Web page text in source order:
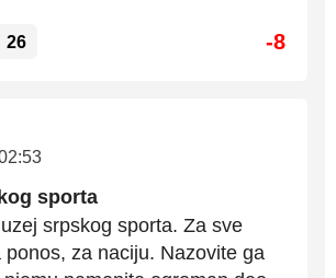
26 -8
sporta
srpskog sporta. Za sve
ponos, za naciju. Nazovite ga